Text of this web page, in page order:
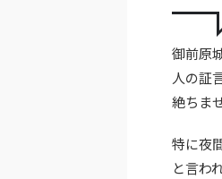
御前原
人の証
絶ちま
特に夜
と言わ